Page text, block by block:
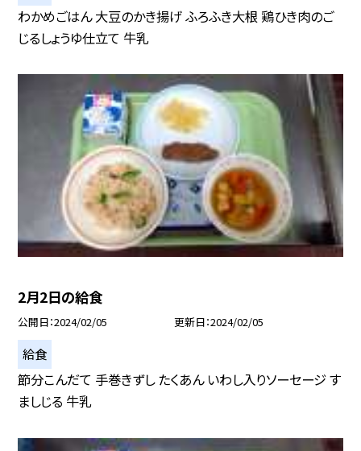
わかめごはん 大豆のかき揚げ ふろふき大根 鶏ひき肉のご
じるしょうゆ仕立て 牛乳
2月2日の給食
公開日 2024/02/05 更新日 2024/02/05
給食
節分こんだて 手巻きずし たくあん いわし入りソーセージ す
ましじる 牛乳